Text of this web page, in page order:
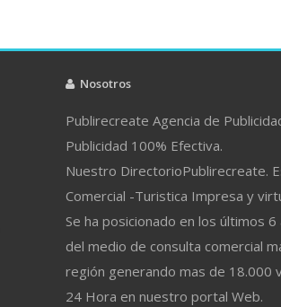
Nosotros
Publirecreate Agencia de
Publicidad 100% Efectiva.
Nuestro DirectorioPublirecreate.
Comercial -Turistica Impresa y
Se ha posicionado en los últimos
del medio de consulta comercial
región generando mas de 18.000
24 Hora en nuestro portal Web.